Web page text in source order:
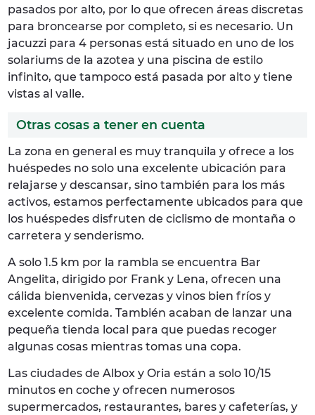
pasados por alto, por lo que ofrecen áreas discretas
para broncearse por completo, si es necesario. Un
jacuzzi para 4 personas está situado en uno de los
solariums de la azotea y una piscina de estilo
infinito, que tampoco está pasada por alto y tiene
vistas al valle.
Otras cosas a tener en cuenta
La zona en general es muy tranquila y ofrece a los
huéspedes no solo una excelente ubicación para
relajarse y descansar, sino también para los más
activos, estamos perfectamente ubicados para que
los huéspedes disfruten de ciclismo de montaña o
carretera y senderismo.
A solo 1.5 km por la rambla se encuentra Bar
Angelita, dirigido por Frank y Lena, ofrecen una
cálida bienvenida, cervezas y vinos bien fríos y
excelente comida. También acaban de lanzar una
pequeña tienda local para que puedas recoger
algunas cosas mientras tomas una copa.
Las ciudades de Albox y Oria están a solo 10/15
minutos en coche y ofrecen numerosos
supermercados, restaurantes, bares y cafeterías, y